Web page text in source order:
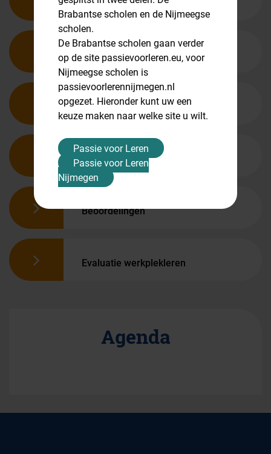
Brabantse scholen en de Nijmeegse
scholen.
De Brabantse scholen gaan verder
op de site passievoorleren.eu, voor
Nijmeegse scholen is
passievoorlerennijmegen.nl
opgezet. Hieronder kunt uw een
keuze maken naar welke site u wilt.
Passie voor Leren
Passie voor Leren
Nijmegen
Lesbezoeken
Samen leren
Stagedossier
Beoordelingen
Evaluatie werkplekleren
Agenda